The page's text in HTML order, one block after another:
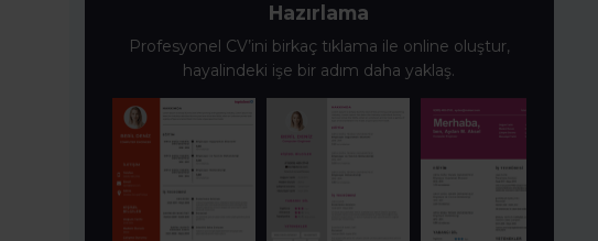
Hazırlama
Profesyonel CV’ini birkaç tıklama ile online oluştur,
hayalindeki işe bir adım daha yaklaş.